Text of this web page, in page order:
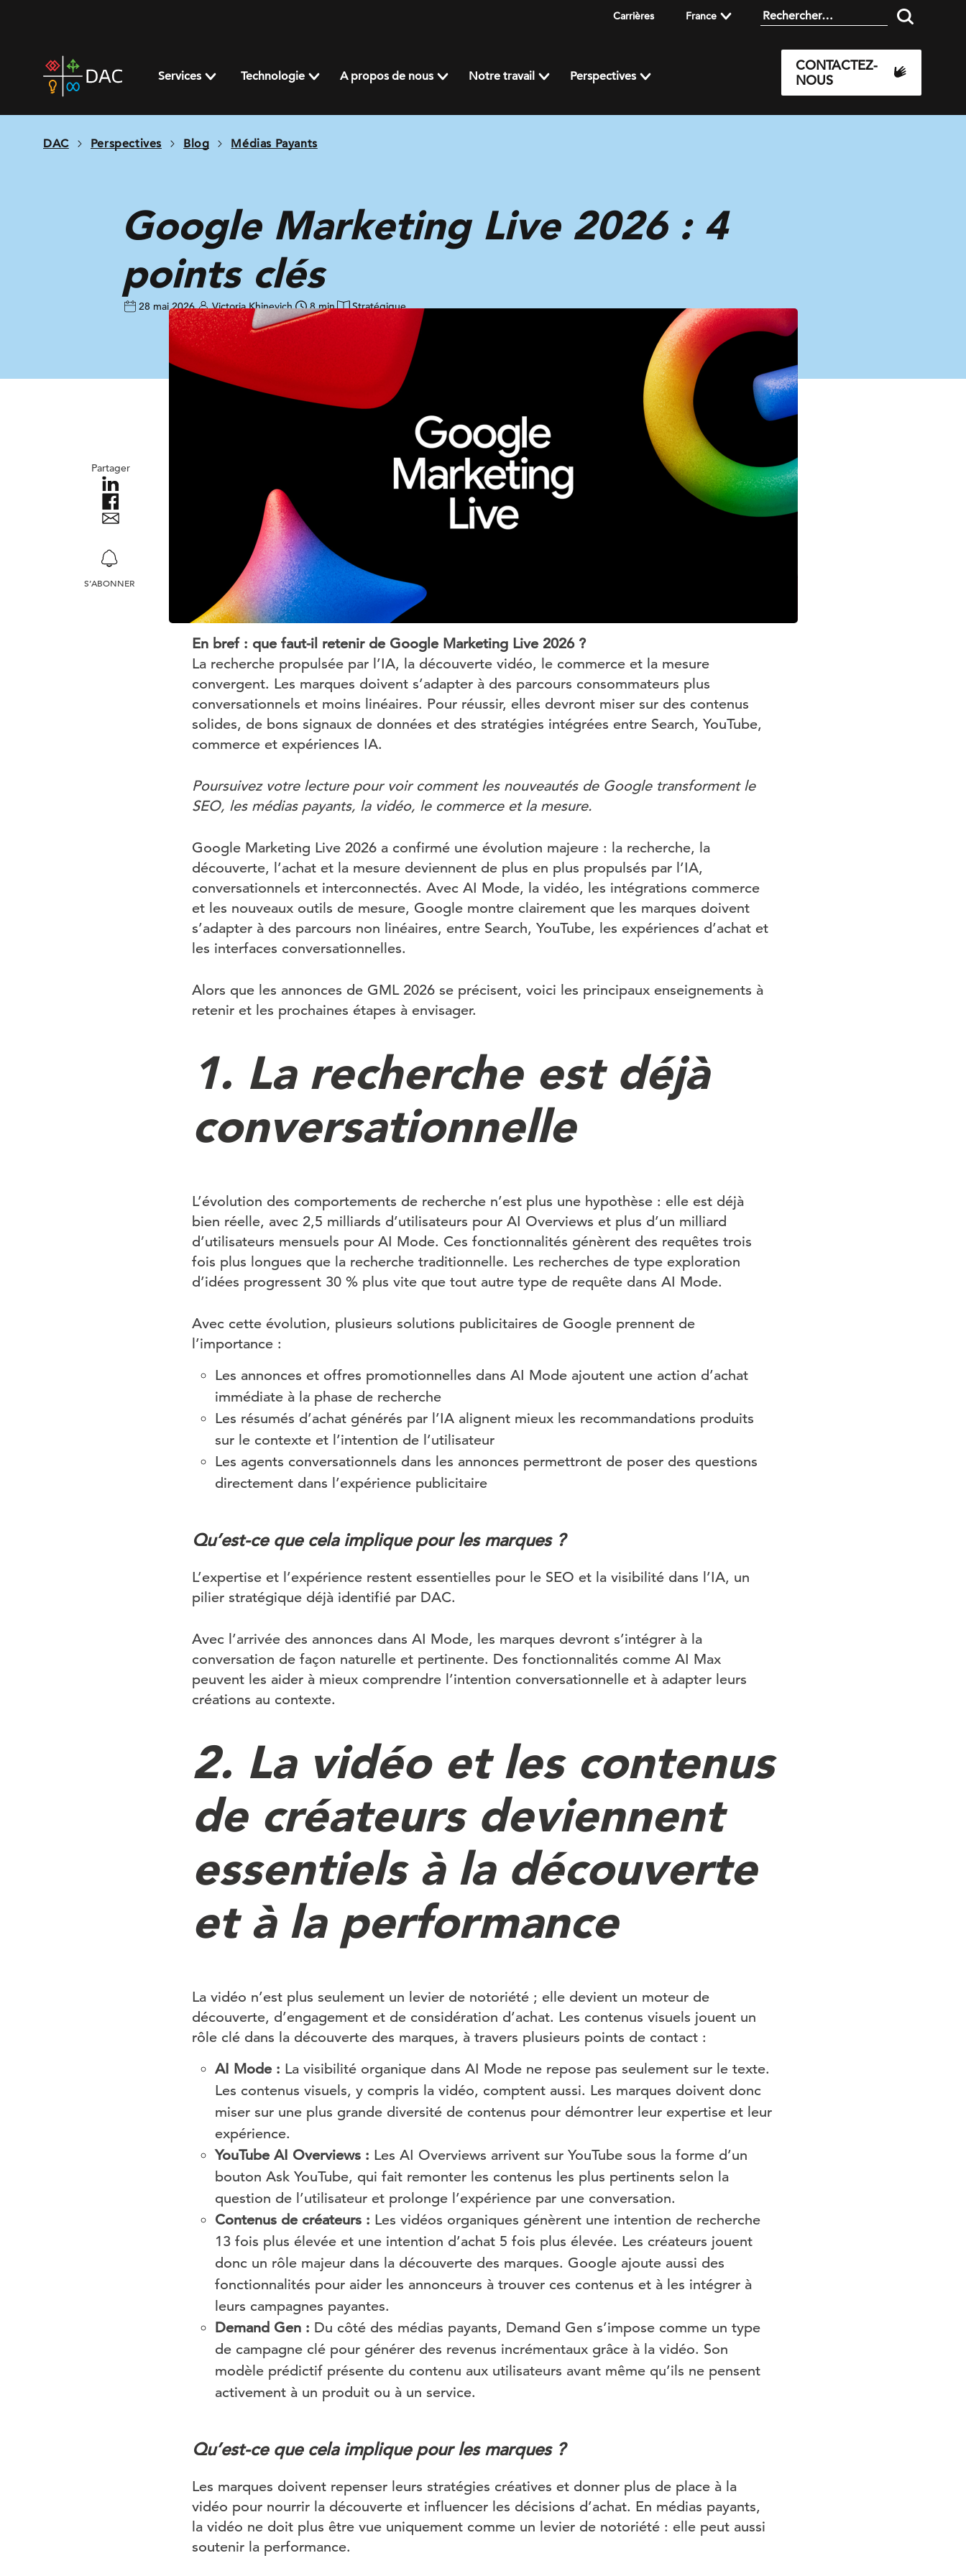
Carrières France
home
page
Services Technologie A propos de nous Notre travail Perspectives
CONTACTEZ-
NOUS
DAC Perspectives Blog Médias Payants
Google Marketing Live 2026 : 4
points clés
28 mai 2026 Victoria Khinevich 8 min Stratégique
Partager
S’ABONNER
En bref : que faut-il retenir de Google Marketing Live 2026 ?
La recherche propulsée par l’IA, la découverte vidéo, le commerce et la mesure
convergent. Les marques doivent s’adapter à des parcours consommateurs plus
conversationnels et moins linéaires. Pour réussir, elles devront miser sur des contenus
solides, de bons signaux de données et des stratégies intégrées entre Search, YouTube,
commerce et expériences IA.
Poursuivez votre lecture pour voir comment les nouveautés de Google transforment le
SEO, les médias payants, la vidéo, le commerce et la mesure.
Google Marketing Live 2026 a confirmé une évolution majeure : la recherche, la
découverte, l’achat et la mesure deviennent de plus en plus propulsés par l’IA,
conversationnels et interconnectés. Avec AI Mode, la vidéo, les intégrations commerce
et les nouveaux outils de mesure, Google montre clairement que les marques doivent
s’adapter à des parcours non linéaires, entre Search, YouTube, les expériences d’achat et
les interfaces conversationnelles.
Alors que les annonces de GML 2026 se précisent, voici les principaux enseignements à
retenir et les prochaines étapes à envisager.
1. La recherche est déjà
conversationnelle
L’évolution des comportements de recherche n’est plus une hypothèse : elle est déjà
bien réelle, avec 2,5 milliards d’utilisateurs pour AI Overviews et plus d’un milliard
d’utilisateurs mensuels pour AI Mode. Ces fonctionnalités génèrent des requêtes trois
fois plus longues que la recherche traditionnelle. Les recherches de type exploration
d’idées progressent 30 % plus vite que tout autre type de requête dans AI Mode.
Avec cette évolution, plusieurs solutions publicitaires de Google prennent de
l’importance :
Les annonces et offres promotionnelles dans AI Mode ajoutent une action d’achat
immédiate à la phase de recherche
Les résumés d’achat générés par l’IA alignent mieux les recommandations produits
sur le contexte et l’intention de l’utilisateur
Les agents conversationnels dans les annonces permettront de poser des questions
directement dans l’expérience publicitaire
Qu’est-ce que cela implique pour les marques ?
L’expertise et l’expérience restent essentielles pour le SEO et la visibilité dans l’IA, un
pilier stratégique déjà identifié par DAC.
Avec l’arrivée des annonces dans AI Mode, les marques devront s’intégrer à la
conversation de façon naturelle et pertinente. Des fonctionnalités comme AI Max
peuvent les aider à mieux comprendre l’intention conversationnelle et à adapter leurs
créations au contexte.
2. La vidéo et les contenus
de créateurs deviennent
essentiels à la découverte
et à la performance
La vidéo n’est plus seulement un levier de notoriété ; elle devient un moteur de
découverte, d’engagement et de considération d’achat. Les contenus visuels jouent un
rôle clé dans la découverte des marques, à travers plusieurs points de contact :
AI Mode : La visibilité organique dans AI Mode ne repose pas seulement sur le texte.
Les contenus visuels, y compris la vidéo, comptent aussi. Les marques doivent donc
miser sur une plus grande diversité de contenus pour démontrer leur expertise et leur
expérience.
YouTube AI Overviews : Les AI Overviews arrivent sur YouTube sous la forme d’un
bouton Ask YouTube, qui fait remonter les contenus les plus pertinents selon la
question de l’utilisateur et prolonge l’expérience par une conversation.
Contenus de créateurs : Les vidéos organiques génèrent une intention de recherche
13 fois plus élevée et une intention d’achat 5 fois plus élevée. Les créateurs jouent
donc un rôle majeur dans la découverte des marques. Google ajoute aussi des
fonctionnalités pour aider les annonceurs à trouver ces contenus et à les intégrer à
leurs campagnes payantes.
Demand Gen : Du côté des médias payants, Demand Gen s’impose comme un type
de campagne clé pour générer des revenus incrémentaux grâce à la vidéo. Son
modèle prédictif présente du contenu aux utilisateurs avant même qu’ils ne pensent
activement à un produit ou à un service.
Qu’est-ce que cela implique pour les marques ?
Les marques doivent repenser leurs stratégies créatives et donner plus de place à la
vidéo pour nourrir la découverte et influencer les décisions d’achat. En médias payants,
la vidéo ne doit plus être vue uniquement comme un levier de notoriété : elle peut aussi
soutenir la performance.